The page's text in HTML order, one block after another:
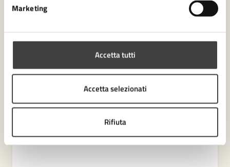
Marketing
Accetta tutti
Accetta selezionati
Rifiuta
Servizi
Come pagare un'ordinanza ingiunzione